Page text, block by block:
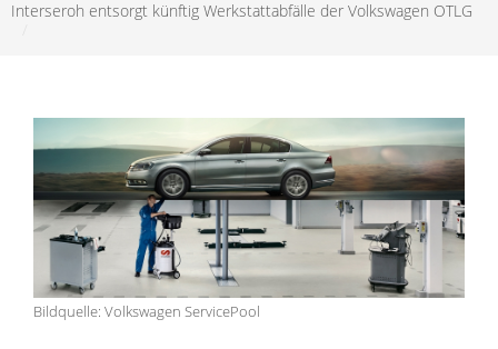
Interseroh entsorgt künftig Werkstattabfälle der Volkswagen OTLG
Bildquelle: Volkswagen ServicePool